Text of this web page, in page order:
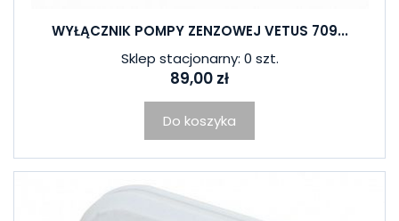
WYŁĄCZNIK POMPY ZENZOWEJ VETUS 709...
Sklep stacjonarny: 0 szt.
89,00 zł
Do koszyka